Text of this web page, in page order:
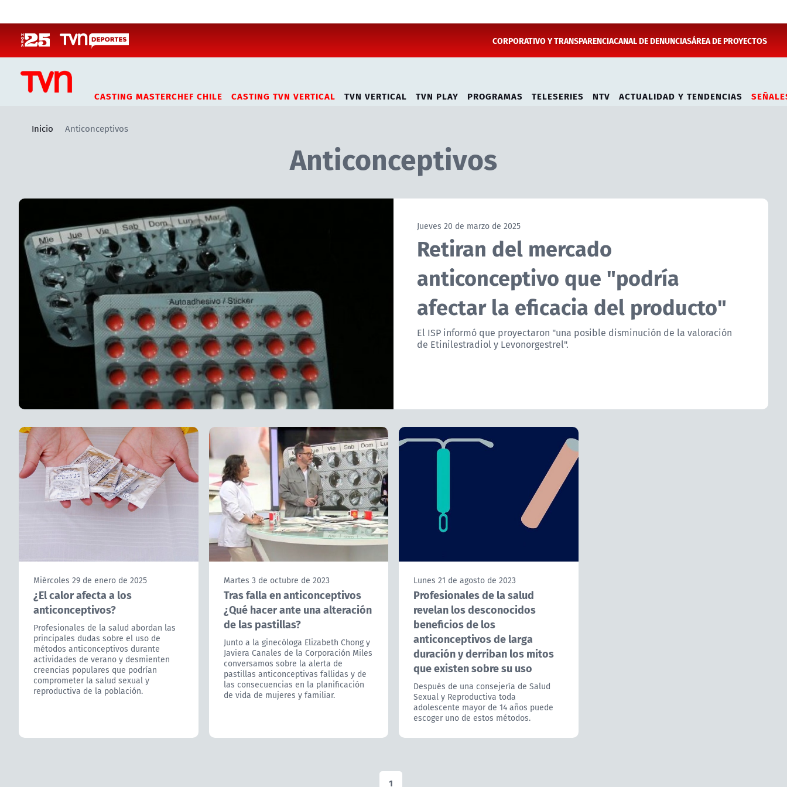
CORPORATIVO Y TRANSPARENCIACANAL DE DENUNCIASÁREA DE PROYECTOS
CASTING MASTERCHEF CHILE CASTING TVN VERTICAL TVN VERTICAL TVN PLAY PROGRAMAS TELESERIES NTV ACTUALIDAD Y TENDENCIAS
Inicio Anticonceptivos
Anticonceptivos
Jueves 20 de marzo de 2025
Retiran del mercado
anticonceptivo que "podría
afectar la eficacia del producto"
El ISP informó que proyectaron "una posible disminución de la valoración
de Etinilestradiol y Levonorgestrel".
Miércoles 29 de enero de 2025
¿El calor afecta a los
anticonceptivos?
Profesionales de la salud abordan las
principales dudas sobre el uso de
métodos anticonceptivos durante
actividades de verano y desmienten
creencias populares que podrían
comprometer la salud sexual y
reproductiva de la población.
Martes 3 de octubre de 2023
Tras falla en anticonceptivos
¿Qué hacer ante una alteración
de las pastillas?
Junto a la ginecóloga Elizabeth Chong y
Javiera Canales de la Corporación Miles
conversamos sobre la alerta de
pastillas anticonceptivas fallidas y de
las consecuencias en la planificación
de vida de mujeres y familiar.
Lunes 21 de agosto de 2023
Profesionales de la salud
revelan los desconocidos
beneficios de los
anticonceptivos de larga
duración y derriban los mitos
que existen sobre su uso
Después de una consejería de Salud
Sexual y Reproductiva toda
adolescente mayor de 14 años puede
escoger uno de estos métodos.
1